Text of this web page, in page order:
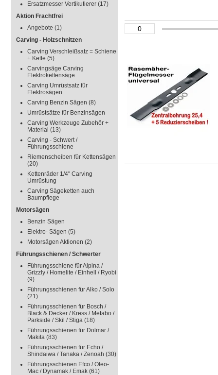
Ersatzmesser Vertikutierer (17)
Aktion Frachtfrei
Angebote (1)
Carving - Holzschnitzen
Carving Verschleißsatz = Schiene
+ Kette (5)
Carvingsäge Carving
Elektrokettensäge
Carving Umrüstsatz für
Elektrosägen
Carving Benzin Sägen (8)
Umrüstsätze für Benzinsägen
Carving Werkzeuge Zubehör +
Material (13)
Carving - Schwert /
Führungsschiene
Riemenscheiben für Kettensägen
(20)
Kettenräder 1/4" Carving
Umrüstung
Carving Sägeketten auch
Baumpflege
Motorsägen
Benzin Sägen
Elektro- Sägen (5)
Motorsägen Aktionen (2)
Führungsschienen / Schwerter
Führungsschiene für Alpina /
Grizzly / Homelite / Einhell / Ryobi
(9)
Führungsschienen für Alko / Solo
(21)
Führungsschienen für Bosch /
Black & Decker / Kress / Metabo /
Parkside / Skil / Stiga (18)
Führungsschienen für Dolmar /
Makita (83)
Führungsschienen für Echo /
Shindaiwa / Tanaka / Zenoah (30)
Führungsschienen Efco / Oleo-
Mac / Dynamak / Emak (61)